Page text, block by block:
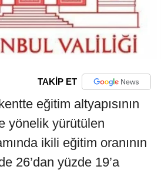
TAKİP ET
eğitim altyapısının
yönelik yürütülen
ikili eğitim oranının
26’dan yüzde 19’a